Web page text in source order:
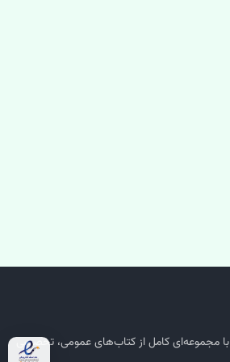
فروشگاه اینترنتی کتاب 707 با مجموعه‌ای کامل از کتاب‌های عمومی، تخصصی